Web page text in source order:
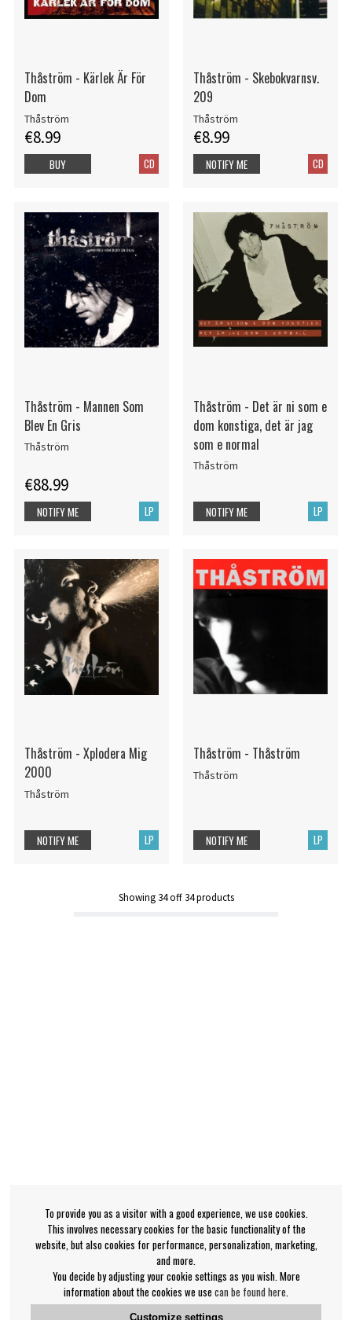
Thåström - Kärlek Är För
Dom
Thåström
€8.99
CD
BUY
Thåström - Skebokvarnsv.
209
Thåström
€8.99
CD
NOTIFY ME
Thåström - Mannen Som
Blev En Gris
Thåström
€88.99
LP
NOTIFY ME
Thåström - Det är ni som e
dom konstiga, det är jag
som e normal
Thåström
LP
NOTIFY ME
Thåström - Xplodera Mig
2000
Thåström
LP
NOTIFY ME
Thåström - Thåström
Thåström
LP
NOTIFY ME
Showing 34off 34products
To provide you as a visitor with a good experience, we use cookies.
This involves necessary cookies for the basic functionality of the
website, but also cookies for performance, personalization, marketing,
and more.
You decide by adjusting your cookie settings as you wish. More
information about the cookies we use can be found here
Customize settings